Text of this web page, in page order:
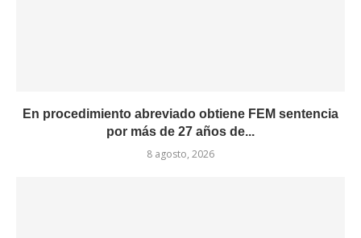
En procedimiento abreviado obtiene FEM sentencia
por más de 27 años de...
8 agosto, 2026